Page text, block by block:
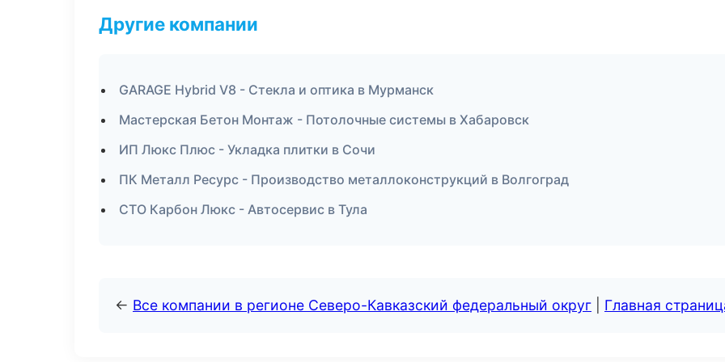
Другие компании
GARAGE Hybrid V8 - Стекла и оптика в Мурманск
Мастерская Бетон Монтаж - Потолочные системы в Хабаровск
ИП Люкс Плюс - Укладка плитки в Сочи
ПК Металл Ресурс - Производство металлоконструкций в Волгоград
СТО Карбон Люкс - Автосервис в Тула
← Все компании в регионе Северо-Кавказский федеральный округ Главная